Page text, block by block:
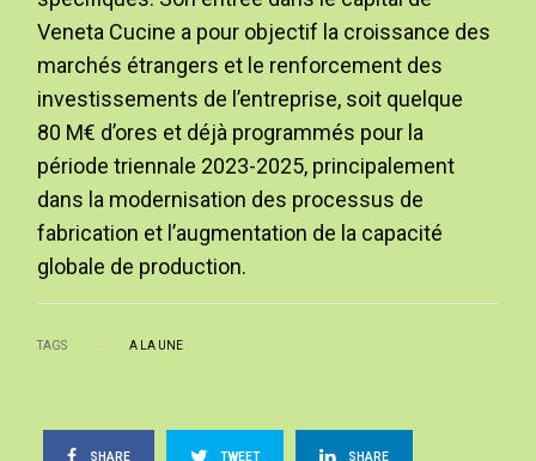
Veneta Cucine a pour objectif la croissance des
marchés étrangers et le renforcement des
investissements de l’entreprise, soit quelque
80 M€ d’ores et déjà programmés pour la
période triennale 2023-2025, principalement
dans la modernisation des processus de
fabrication et l’augmentation de la capacité
globale de production.
TAGS A LA UNE
SHARE TWEET SHARE